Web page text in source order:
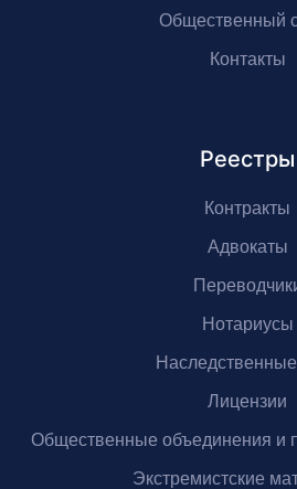
Общественный
Контакты
Реестры
Контракты
Адвокаты
Нотариусы
Лицензии
Общественные объединения и
Экстремистские